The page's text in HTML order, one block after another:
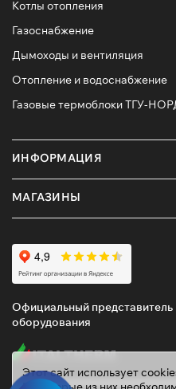
Котлы отопления
Газоснабжение
Дымоходы и вентиляция
Отопление и водоснабжение
Газовые термоблоки ТГУ-
ИНФОРМАЦИЯ
МАГАЗИНЫ
Официальный представитель
оборудования
Этот сайт использует